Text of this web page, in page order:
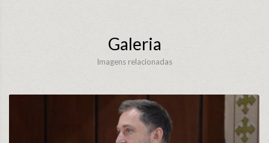
Galeria
Imagens relacionadas